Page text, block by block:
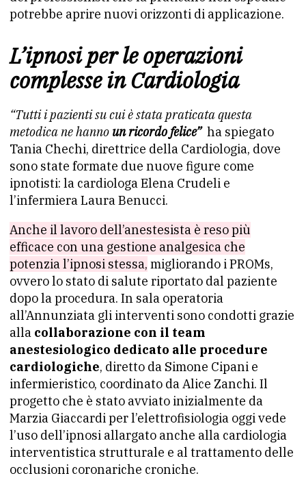
potrebbe aprire nuovi orizzonti di applicazione.
L’ipnosi per le operazioni
complesse in Cardiologia
“Tutti i pazienti su cui è stata praticata questa
metodica ne hanno un ricordo felice”ha spiegato
Tania Chechi, direttrice della Cardiologia, dove
sono state formate due nuove figure come
ipnotisti: la cardiologa Elena Crudeli e
l’infermiera Laura Benucci.
Anche il lavoro dell’anestesista è reso più
efficace con una gestione analgesica che
potenzia l’ipnosi stessa, migliorando i PROMs,
ovvero lo stato di salute riportato dal paziente
dopo la procedura. In sala operatoria
all’Annunziata gli interventi sono condotti grazie
alla collaborazione con il team
anestesiologico dedicato alle procedure
cardiologiche, diretto da Simone Cipani e
infermieristico, coordinato da Alice Zanchi. Il
progetto che è stato avviato inizialmente da
Marzia Giaccardi per l’elettrofisiologia oggi vede
l’uso dell’ipnosi allargato anche alla cardiologia
interventistica strutturale e al trattamento delle
occlusioni coronariche croniche.